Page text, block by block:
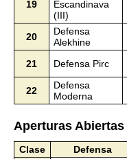
19
Escandinava
(III)
20
Defensa
Alekhine
21
Defensa Pirc
22
Defensa
Moderna
Aperturas Abiertas
Clase Defensa